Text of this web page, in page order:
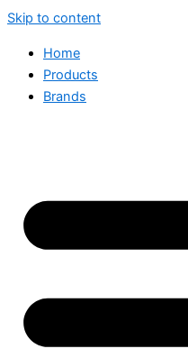
Skip to content
Home
Products
Brands